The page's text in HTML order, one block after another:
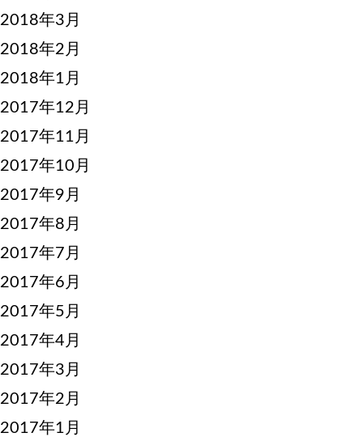
2018年3月
2018年2月
2018年1月
2017年12月
2017年11月
2017年10月
2017年9月
2017年8月
2017年7月
2017年6月
2017年5月
2017年4月
2017年3月
2017年2月
2017年1月